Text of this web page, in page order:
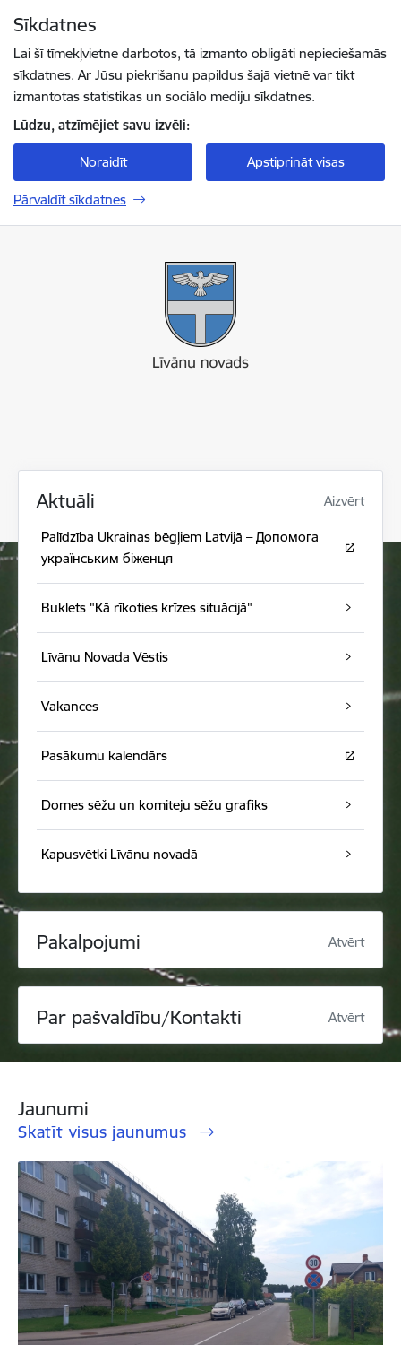
Sīkdatnes
Lai šī tīmekļvietne darbotos, tā izmanto obligāti nepieciešamās
sīkdatnes. Ar Jūsu piekrišanu papildus šajā vietnē var tikt
izmantotas statistikas un sociālo mediju sīkdatnes.
Lūdzu, atzīmējiet savu izvēli:
Noraidīt Apstiprināt visas
Pārvaldīt sīkdatnes
Aktuāli Aizvērt
Palīdzība Ukrainas bēgļiem Latvijā – Допомога
українським біженця
Buklets "Kā rīkoties krīzes situācijā"
Līvānu Novada Vēstis
Vakances
Pasākumu kalendārs
Domes sēžu un komiteju sēžu grafiks
Kapusvētki Līvānu novadā
Pakalpojumi Atvērt
Par pašvaldību/Kontakti Atvērt
Jaunumi
Skatīt visus jaunumus